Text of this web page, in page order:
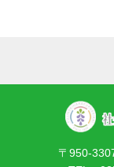
〒950-